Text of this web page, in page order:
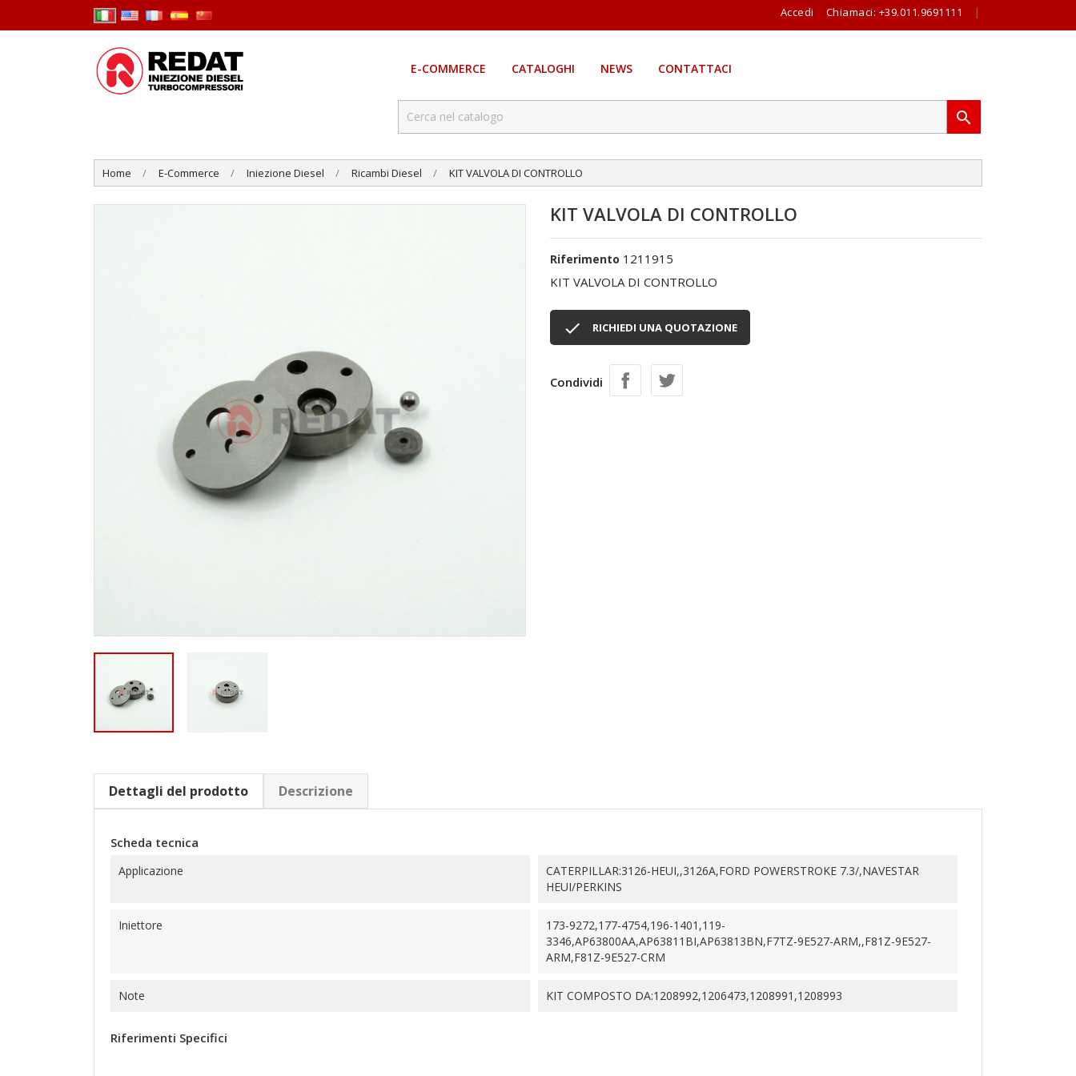
Accedi Chiamaci: +39.011.9691111 |
E-COMMERCE CATALOGHI NEWS CONTATTACI

Home E-Commerce Iniezione Diesel Ricambi Diesel KIT VALVOLA DI CONTROLLO
KIT VALVOLA DI CONTROLLO
Riferimento 1211915
KIT VALVOLA DI CONTROLLO
 RICHIEDI UNA QUOTAZIONE
Condividi
Dettagli del prodotto Descrizione
Scheda tecnica
Applicazione
CATERPILLAR:3126-HEUI,,3126A,FORD POWERSTROKE 7.3/,NAVESTAR
HEUI/PERKINS
Iniettore
173-9272,177-4754,196-1401,119-
3346,AP63800AA,AP63811BI,AP63813BN,F7TZ-9E527-ARM,,F81Z-9E527-
ARM,F81Z-9E527-CRM
Note KIT COMPOSTO DA:1208992,1206473,1208991,1208993
Riferimenti Specifici